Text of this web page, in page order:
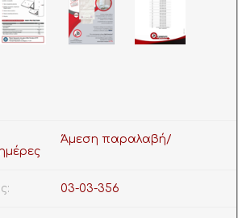
Άμεση παραλαβή/
03-03-356